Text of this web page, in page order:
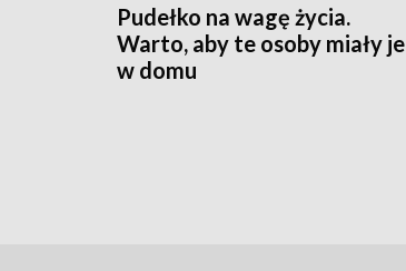
Pudełko na wagę życia.
Warto, aby te osoby miały je
w domu